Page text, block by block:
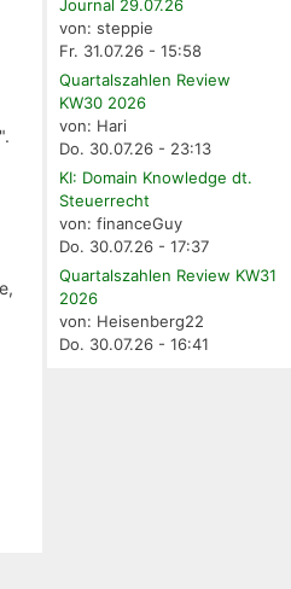
Journal 29.07.26
von: steppie
Fr. 31.07.26 - 15:58
Quartalszahlen Review
KW30 2026
von: Hari
Do. 30.07.26 - 23:13
KI: Domain Knowledge dt.
Steuerrecht
von: financeGuy
Do. 30.07.26 - 17:37
Quartalszahlen Review KW31
2026
von: Heisenberg22
Do. 30.07.26 - 16:41